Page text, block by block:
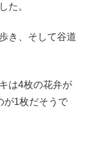
た。
き、そして谷道
は4枚の花弁が
が1枚だそうで